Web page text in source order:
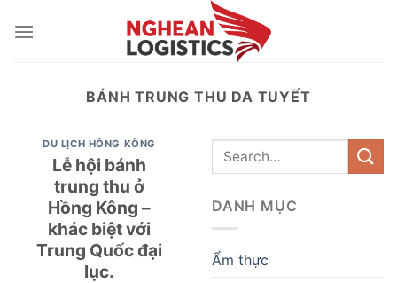
BÁNH TRUNG THU DA TUYẾT
DU LỊCH HỒNG KÔNG
Lễ hội bánh
trung thu ở
Hồng Kông –
khác biệt với
Trung Quốc đại
lục.
DANH MỤC
Ẩm thực